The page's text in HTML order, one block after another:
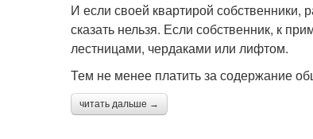
И если своей квартирой собственники,
сказать нельзя. Если собственник, к
лестницами, чердаками или лифтом.
Тем не менее платить за содержание
читать дальше →